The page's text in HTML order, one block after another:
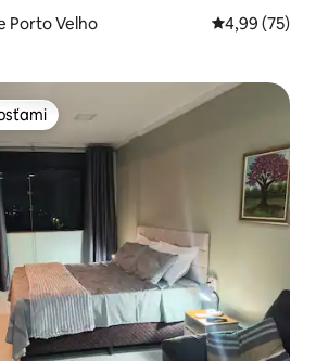
Porto Velho Priemerné
4,99 (75)